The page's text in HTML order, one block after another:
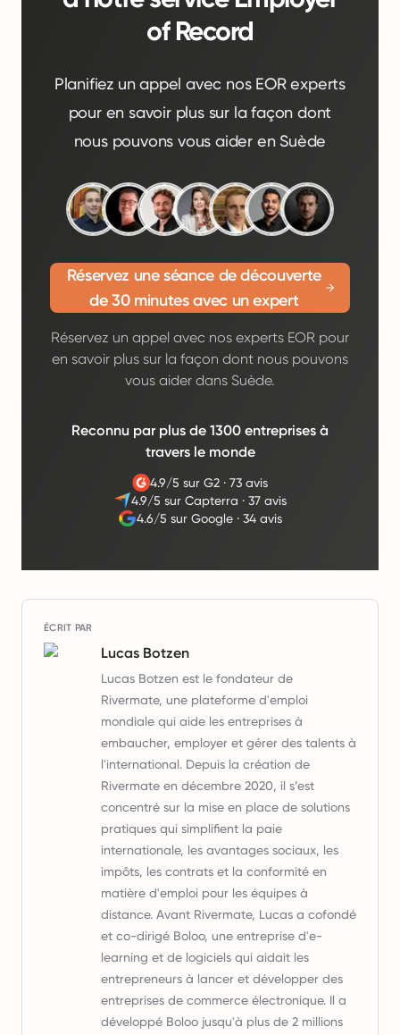
of Record
Planifiez un appel avec nos EOR experts
pour en savoir plus sur la façon dont
nous pouvons vous aider en Suède
Réservez une séance de découverte
de 30 minutes avec un expert
Réservez un appel avec nos experts EOR pour
en savoir plus sur la façon dont nous pouvons
vous aider dans Suède.
Reconnu par plus de 1300 entreprises à
travers le monde
4.9/5 sur G2 ·73 avis
4.9/5 sur Capterra ·37 avis
4.6/5 sur Google· 34 avis
ÉCRIT PAR
Lucas Botzen
Lucas Botzen est le fondateur de
Rivermate, une plateforme d'emploi
mondiale qui aide les entreprises à
embaucher, employer et gérer des talents à
l'international. Depuis la création de
Rivermate en décembre 2020, il s’est
concentré sur la mise en place de solutions
pratiques qui simplifient la paie
internationale, les avantages sociaux, les
impôts, les contrats et la conformité en
matière d'emploi pour les équipes à
distance. Avant Rivermate, Lucas a cofondé
et co-dirigé Boloo, une entreprise d'e-
learning et de logiciels qui aidait les
entrepreneurs à lancer et développer des
entreprises de commerce électronique. Il a
développé Boloo jusqu'à plus de 2 millions